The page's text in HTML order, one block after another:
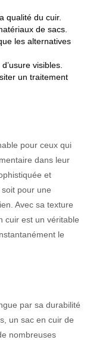
qualité du cuir.
de sacs.
les alternatives
visibles.
un traitement
pour ceux qui
dans leur
et
pour une
Avec sa texture
cuir est un véritable
le
par sa durabilité
un sac en cuir de
nombreuses